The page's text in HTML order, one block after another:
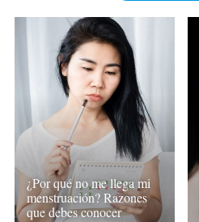
¿Por qué no me llega mi
menstruación? Razones
que debes conocer